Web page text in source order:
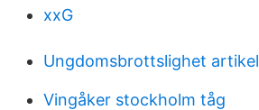
xxG
Ungdomsbrottslighet artikel
Vingåker stockholm tåg